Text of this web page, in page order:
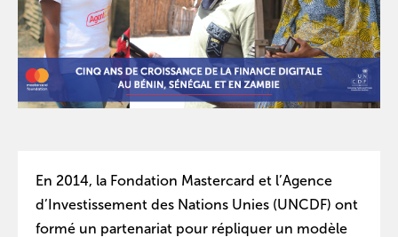
En 2014, la Fondation Mastercard et l’Agence
d’Investissement des Nations Unies (UNCDF) ont
formé un partenariat pour répliquer un modèle